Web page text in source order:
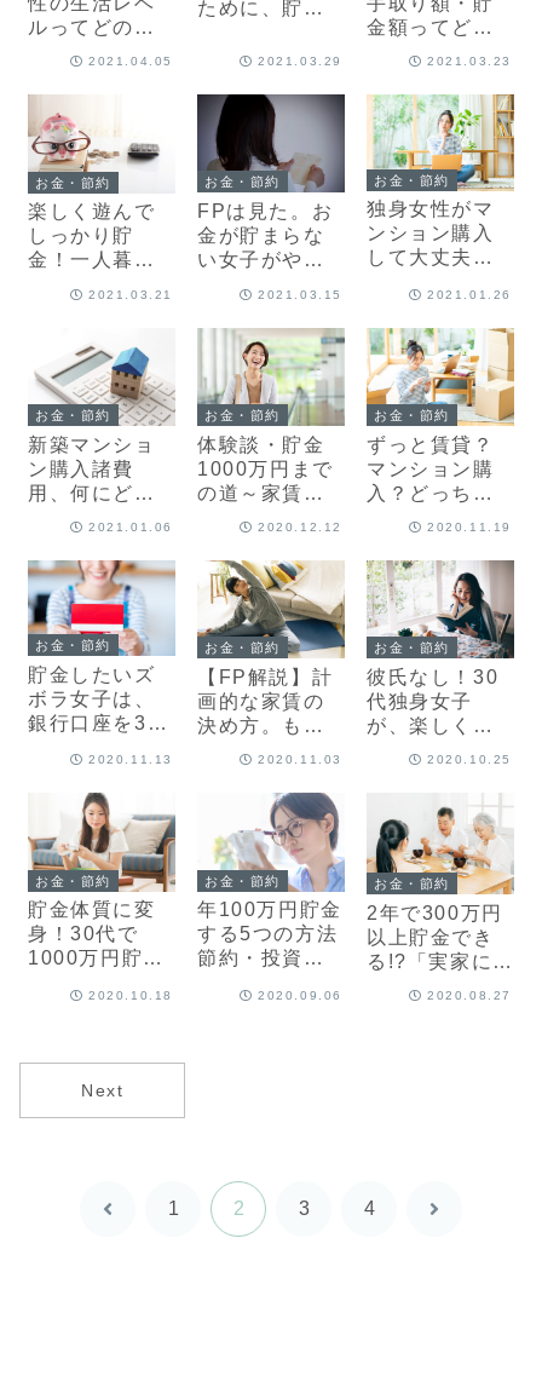
ルってどのく
らい？ひとり
も組める？
2021.04.05
ために、貯金
ばいい？2021.03.29
金額ってどの
くらい？住宅
る？
2021.03.23
お金・節約
楽しく遊んで
しっかり貯
金！一人暮ら
2021.03.21
お金・節約
FPは見た。お
金が貯まらな
い女子がやり
2021.03.15
お金・節約
独身女性がマ
ンション購入
して大丈夫？
ット＆デメリ
ット
2021.01.26
お金・節約
新築マンショ
ン購入諸費
用、何にどれ
だけ必要？実
納得！
2021.01.06
お金・節約
体験談・貯金
1000万円まで
の道～家賃滞
納女子が変身
2020.12.12
お金・節約
ずっと賃貸？
マンション購
入？どっちが
お得？【30歳
合】
2020.11.19
お金・節約
貯金したいズ
ボラ女子は、
銀行口座を3つ
【年100万円も
楽勝!】
2020.11.13
お金・節約
【FP解説】計
画的な家賃の
決め方。もし
も家賃滞納し
去？差し押さ
2020.11.03
お金・節約
彼氏なし！30
代独身女子
が、楽しく生
きるためにや
2020.10.25
お金・節約
貯金体質に変
身！30代で
1000万円貯め
った2つ」の習
2020.10.18
お金・節約
年100万円貯金
する5つの方法
節約・投資・
プetc.を比較
2020.09.06
お金・節約
2年で300万円
以上貯金でき
る!?「実家に戻
る」という選
2020.08.27
Next
前
1 2 3 4
次